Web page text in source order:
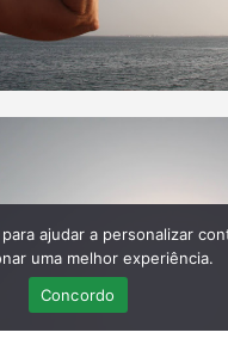
ajudar a personalizar
uma melhor experiência.
Concordo